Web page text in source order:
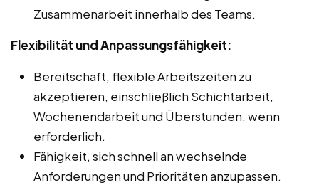
Zusammenarbeit innerhalb des Teams.
Flexibilität und Anpassungsfähigkeit:
Bereitschaft, flexible Arbeitszeiten zu
akzeptieren, einschließlich Schichtarbeit,
Wochenendarbeit und Überstunden, wenn
erforderlich.
Fähigkeit, sich schnell an wechselnde
Anforderungen und Prioritäten anzupassen.